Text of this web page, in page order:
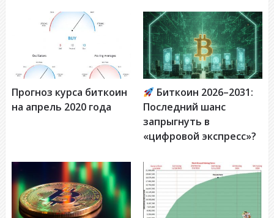
Прогноз курса биткоин
на апрель 2020 года
Биткоин 2026–2031:
Последний шанс
запрыгнуть в
«цифровой экспресс»?